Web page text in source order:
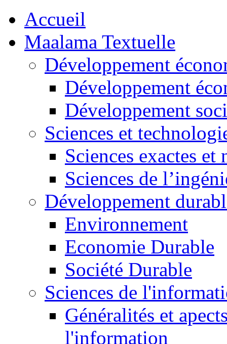
Accueil
Maalama Textuelle
Développement
Développement
Développement
Sciences et
Sciences exactes et
Sciences de
Développement
Environnement
Economie Durable
Société Durable
Sciences de
Généralités et
l'information